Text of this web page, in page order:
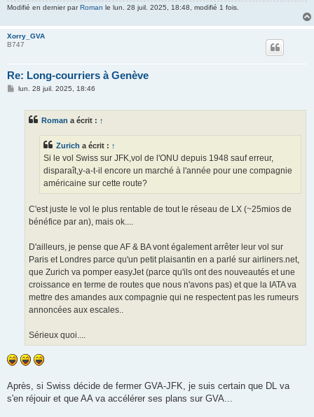
Modifié en dernier parRoman le lun. 28 juil. 2025, 18:48, modifié 1 fois.
Xorry_GVA
B747
Re: Long-courriers à Genève
Mlun. 28 juil. 2025, 18:46
Roman a écrit : ↑
Zurich a écrit : ↑
Si le vol Swiss sur JFK,vol de l'ONU depuis 1948 sauf erreur,
disparaît,y-a-t-il encore un marché à l'année pour une compagnie
américaine sur cette route?
C'est juste le vol le plus rentable de tout le réseau de LX (~25mios de
bénéfice par an), mais ok....
D'ailleurs, je pense que AF & BA vont également arrêter leur vol sur
Paris et Londres parce qu'un petit plaisantin en a parlé sur airliners.net,
que Zurich va pomper easyJet (parce qu'ils ont des nouveautés et une
croissance en terme de routes que nous n'avons pas) et que la IATA va
mettre des amandes aux compagnie qui ne respectent pas les rumeurs
annoncées aux escales..
Sérieux quoi....
Après, si Swiss décide de fermer GVA-JFK, je suis certain que DL va
s'en réjouir et que AA va accélérer ses plans sur GVA...